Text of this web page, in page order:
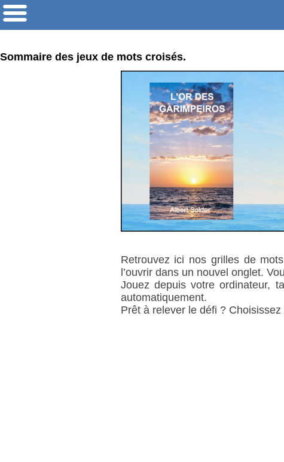
Sommaire des jeux de mots croisés.
Retrouvez ici nos grilles de
l’ouvrir dans un nouvel onglet.
Jouez depuis votre ordinateur,
automatiquement.
Prêt à relever le défi ?